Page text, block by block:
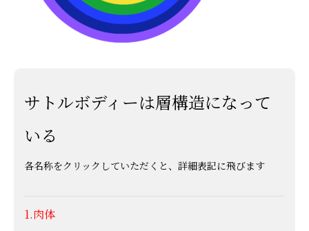
サトルボディーは層構造になって
いる
各名称をクリックしていただくと、詳細表記に飛びます
1.肉体